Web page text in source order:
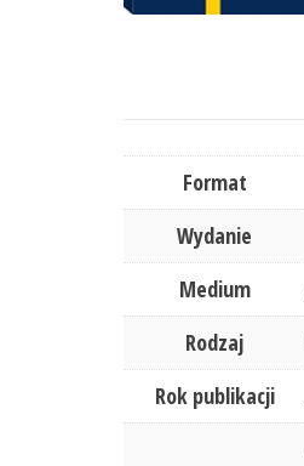
Format
Wydanie
Medium
Rodzaj
Rok publikacji